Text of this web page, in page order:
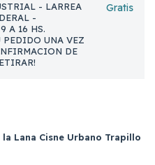
- LARREA
-
A 16 HS.
PEDIDO UNA VEZ
DE
Gratis
Lana Cisne Urbano Trapillo